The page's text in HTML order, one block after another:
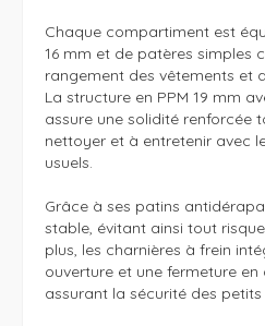
Chaque compartiment est
16 mm et de patères simples
rangement des vêtements et
La structure en PPM 19 mm
assure une solidité renforcée
nettoyer et à entretenir avec
usuels.
Grâce à ses patins
stable, évitant ainsi tout
plus, les charnières à frein
ouverture et une fermeture
assurant la sécurité des petits